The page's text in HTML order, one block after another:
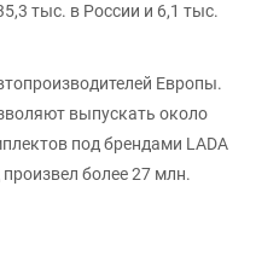
тыс. в России и 6,1 тыс.
Европы.
выпускать около
под брендами LADA
более 27 млн.